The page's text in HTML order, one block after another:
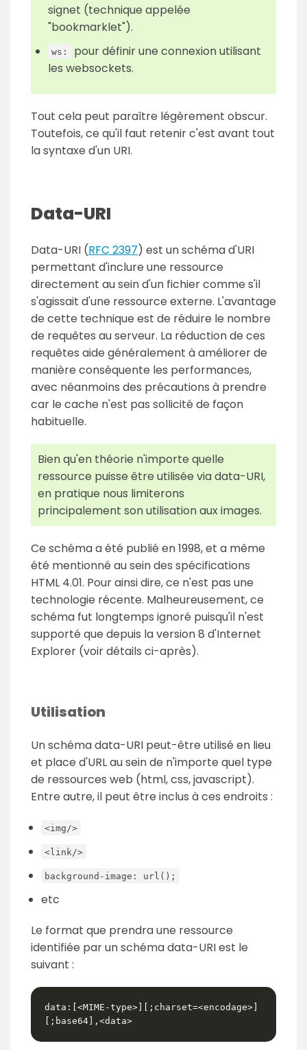
signet (technique appelée
"bookmarklet").
ws:
pour définir une connexion utilisant
les websockets.
Tout cela peut paraître légèrement obscur.
Toutefois, ce qu'il faut retenir c'est avant tout
la syntaxe d'un URI.
Data-URI
Data-URI (RFC 2397) est un schéma d'URI
permettant d'inclure une ressource
directement au sein d'un fichier comme s'il
s'agissait d'une ressource externe. L'avantage
de cette technique est de réduire le nombre
de requêtes au serveur. La réduction de ces
requêtes aide généralement à améliorer de
manière conséquente les performances,
avec néanmoins des précautions à prendre
car le cache n'est pas sollicité de façon
habituelle.
Bien qu'en théorie n'importe quelle
ressource puisse être utilisée via data-URI,
en pratique nous limiterons
principalement son utilisation aux images.
Ce schéma a été publié en 1998, et a même
été mentionné au sein des spécifications
HTML 4.01. Pour ainsi dire, ce n'est pas une
technologie récente. Malheureusement, ce
schéma fut longtemps ignoré puisqu'il n'est
supporté que depuis la version 8 d'Internet
Explorer (voir détails ci-après).
Utilisation
Un schéma data-URI peut-être utilisé en lieu
et place d'URL au sein de n'importe quel type
de ressources web (html, css, javascript).
Entre autre, il peut être inclus à ces endroits :
<img/>
<link/>
background-image: url();
etc
Le format que prendra une ressource
identifiée par un schéma data-URI est le
suivant :
data:[<MIME-type>][;charset=<encodage>]